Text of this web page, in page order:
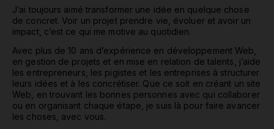
J’ai toujours aimé transformer une idée en quelque chose
de concret. Voir un projet prendre vie, évoluer et avoir un
impact, c’est ce qui me motive au quotidien.
Avec plus de 10 ans d’expérience en développement Web,
en gestion de projets et en mise en relation de talents, j’aide
les entrepreneurs, les pigistes et les entreprises à structurer
leurs idées et à les concrétiser. Que ce soit en créant un site
Web, en trouvant les bonnes personnes avec qui collaborer
ou en organisant chaque étape, je suis là pour faire avancer
les choses, avec vous.